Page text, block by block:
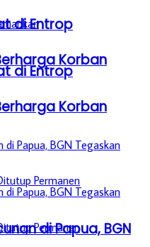
di Entrop
Korban
di Papua, BGN
di Entrop
Korban